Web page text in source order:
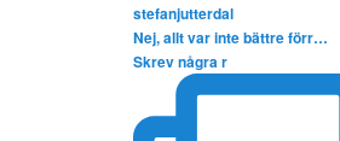
stefanjutterdal
Nej, allt var inte bättre förr…
Skrev några r